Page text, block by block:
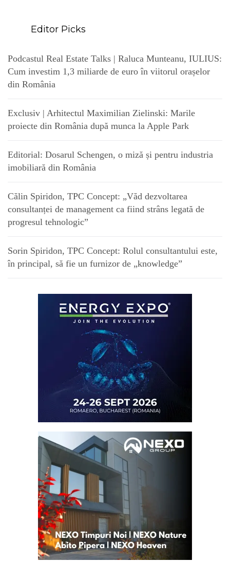
Editor Picks
Podcastul Real Estate Talks | Raluca Munteanu, IULIUS:
Cum investim 1,3 miliarde de euro în viitorul orașelor
din România
Exclusiv | Arhitectul Maximilian Zielinski: Marile
proiecte din România după munca la Apple Park
Editorial: Dosarul Schengen, o miză și pentru industria
imobiliară din România
Călin Spiridon, TPC Concept: „Văd dezvoltarea
consultanței de management ca fiind strâns legată de
progresul tehnologic”
Sorin Spiridon, TPC Concept: Rolul consultantului este,
în principal, să fie un furnizor de „knowledge”